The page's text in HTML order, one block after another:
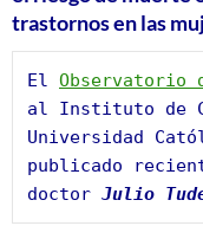
trastornos en las
El Observatorio
al Instituto de
Universidad
publicado
doctor Julio